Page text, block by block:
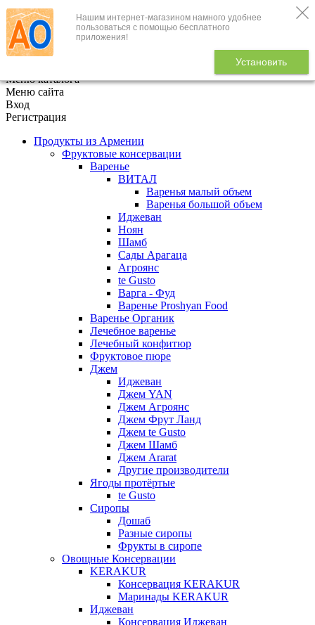
Нашим интернет-магазином намного удобнее
пользоваться с помощью бесплатного
приложения!
Установить
+7 (495) 646-888-1
В корзине
Меню каталога
Меню сайта
Вход
Регистрация
Продукты из Армении
Фруктовые консервации
Варенье
ВИТАЛ
Варенья малый объем
Варенья большой объем
Иджеван
Ноян
Шамб
Сады Арагаца
Агроянс
te Gusto
Варга - Фуд
Варенье Proshyan Food
Варенье Органик
Лечебное варенье
Лечебный конфитюр
Фруктовое пюре
Джем
Иджеван
Джем YAN
Джем Агроянс
Джем Фрут Ланд
Джем te Gusto
Джем Шамб
Джем Ararat
Другие производители
Ягоды протёртые
te Gusto
Сиропы
Дошаб
Разные сиропы
Фрукты в сиропе
Овощные Консервации
KERAKUR
Консервация KERAKUR
Маринады KERAKUR
Иджеван
Консервация Иджеван